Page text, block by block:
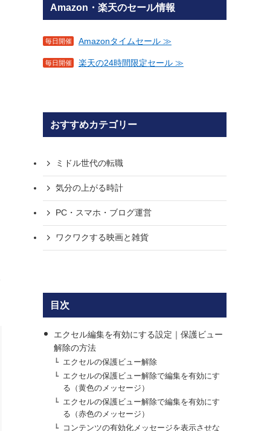
イ
ブ
Amazon・楽天のセール情報
毎日開催 Amazonタイムセール ≫
毎日開催 楽天の24時間限定セール ≫
おすすめカテゴリー
ミドル世代の転職
気分の上がる時計
PC・スマホ・ブログ運営
ワクワクする映画と雑貨
目次
エクセル編集を有効にする設定｜保護ビュー
解除の方法
エクセルの保護ビュー解除
エクセルの保護ビュー解除で編集を有効にす
る（黄色のメッセージ）
エクセルの保護ビュー解除で編集を有効にす
る（赤色のメッセージ）
コンテンツの有効化メッセージを表示させな